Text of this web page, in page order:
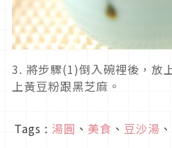
3. 將步驟(1)倒入碗裡後，放
上黃豆粉跟黑芝麻。
Tags : 湯圓 、 美食 、 豆沙湯 、